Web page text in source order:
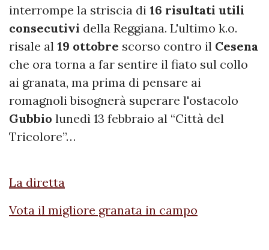
interrompe la striscia di 16 risultati utili
consecutivi della Reggiana. L'ultimo k.o.
risale al 19 ottobre scorso contro il Cesena
che ora torna a far sentire il fiato sul collo
ai granata, ma prima di pensare ai
romagnoli bisognerà superare l'ostacolo
Gubbio lunedì 13 febbraio al “Città del
Tricolore”…
La diretta
Vota il migliore granata in campo